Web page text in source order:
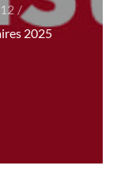
12
2025